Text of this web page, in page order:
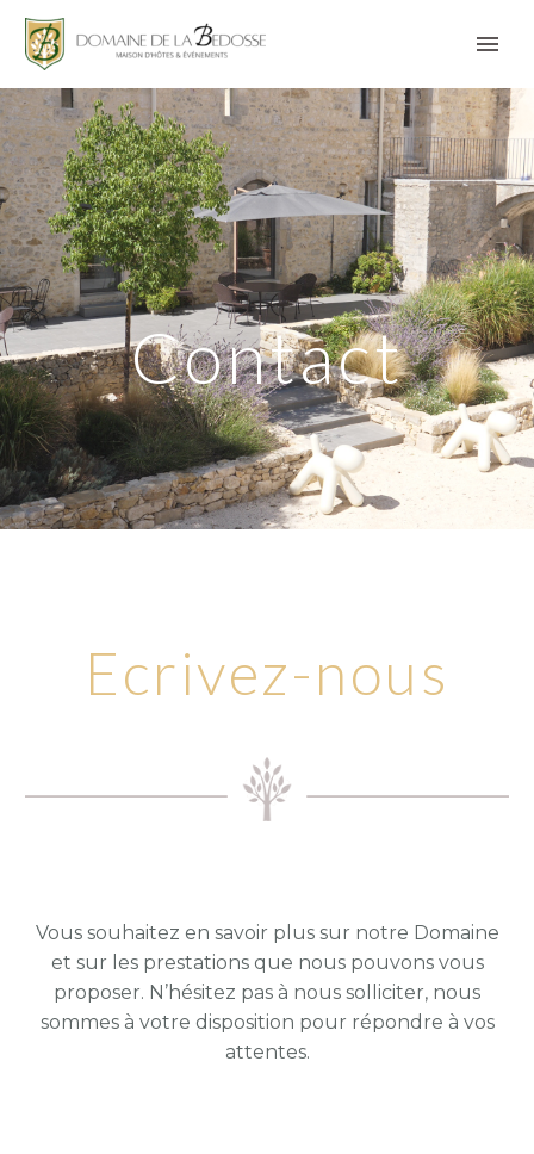
Contact
Ecrivez-nous
Vous souhaitez en savoir plus sur notre Domaine
et sur les prestations que nous pouvons vous
proposer. N’hésitez pas à nous solliciter, nous
sommes à votre disposition pour répondre à vos
attentes.